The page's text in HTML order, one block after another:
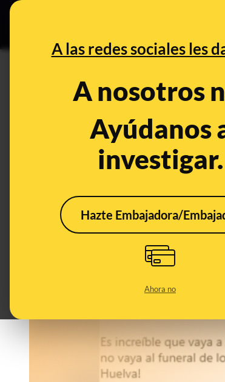
A las redes sociales les
A nosotros
Ayúdanos
investigar.
Hazte Embajadora/
Ahora no
La supuesta
(Gran Canaria):
retransmisiones en
de mayo